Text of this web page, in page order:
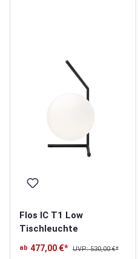
Flos IC T1 Low
Tischleuchte
ab 477,00 €* UVP: 530,00 €*